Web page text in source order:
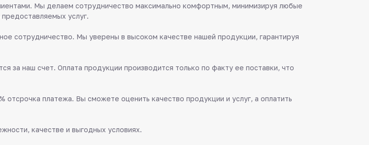
Мы делаем сотрудничество максимально комфортным, минимизируя любые
услуг.
сотрудничество. Мы уверены в высоком качестве нашей продукции, гарантируя
за наш счет. Оплата продукции производится только по факту ее поставки, что
платежа. Вы сможете оценить качество продукции и услуг, а оплатить
качестве и выгодных условиях.